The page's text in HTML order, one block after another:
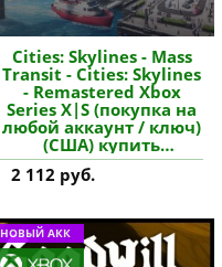
Cities: Skylines - Mass
Transit - Cities: Skylines
- Remastered Xbox
Series X|S (покупка на
любой аккаунт / ключ)
(США) купить
дополнение
2 112 руб.
НОВЫЙ АКК